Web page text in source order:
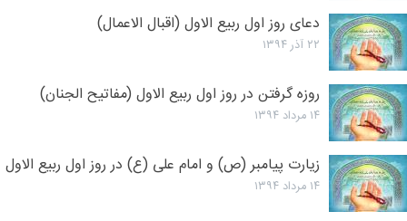
دعای روز اول ربیع الاول (اقبال الاعمال)
۲۲ آذر ۱۳۹۴
روزه گرفتن در روز اول ربیع الاول (مفاتیح الجنان)
۱۴ مرداد ۱۳۹۴
زیارت پیامبر (ص) و امام علی (ع) در روز اول ربیع الاول
۱۴ مرداد ۱۳۹۴